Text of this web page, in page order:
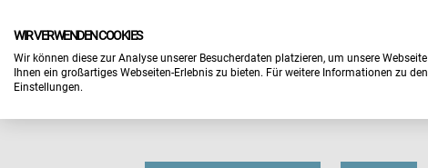
WIR VERWENDEN COOKIES
Wir können diese zur Analyse unserer Besucherdaten platzieren, um unsere
Ihnen ein großartiges Webseiten-Erlebnis zu bieten. Für weitere Informationen zu
Einstellungen.